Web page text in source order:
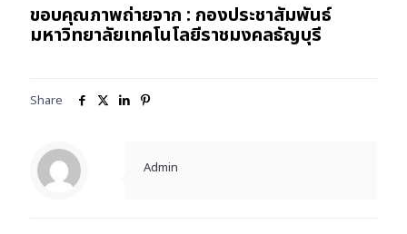
ขอบคุณภาพถ่ายจาก : กองประชาสัมพันธ์
มหาวิทยาลัยเทคโนโลยีราชมงคลธัญบุรี
Share
Admin